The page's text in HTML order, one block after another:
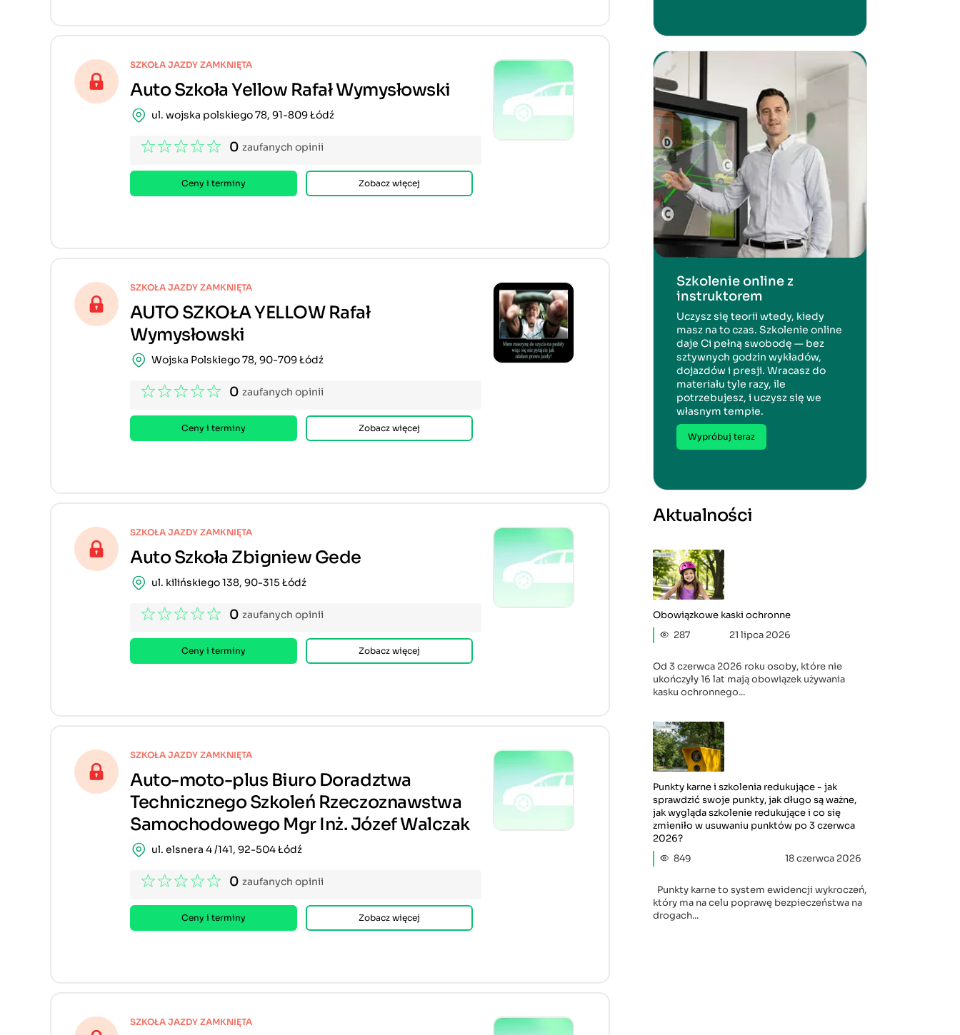
Auto Szkoła Yellow Rafał Wymysłowski
SZKOŁA JAZDY ZAMKNIĘTA
0 zaufanych opinii
ul. wojska polskiego 78, 91-809 Łódź
Ceny i terminy Zobacz więcej
AUTO SZKOŁA YELLOW Rafał
Wymysłowski
SZKOŁA JAZDY ZAMKNIĘTA
0 zaufanych opinii
Wojska Polskiego 78, 90-709 Łódź
Ceny i terminy Zobacz więcej
Auto Szkoła Zbigniew Gede
SZKOŁA JAZDY ZAMKNIĘTA
0 zaufanych opinii
ul. kilińskiego 138, 90-315 Łódź
Ceny i terminy Zobacz więcej
Auto-moto-plus Biuro Doradztwa
Technicznego Szkoleń Rzeczoznawstwa
Samochodowego Mgr Inż. Józef Walczak
SZKOŁA JAZDY ZAMKNIĘTA
0 zaufanych opinii
ul. elsnera 4 /141, 92-504 Łódź
Ceny i terminy Zobacz więcej
SZKOŁA JAZDY ZAMKNIĘTA
Szkolenie online z
instruktorem
Uczysz się teorii wtedy, kiedy
masz na to czas. Szkolenie online
daje Ci pełną swobodę — bez
sztywnych godzin wykładów,
dojazdów i presji. Wracasz do
materiału tyle razy, ile
potrzebujesz, i uczysz się we
własnym tempie.
Wypróbuj teraz
Aktualności
Obowiązkowe kaski ochronne
287
21 lipca 2026
Od 3 czerwca 2026 roku osoby, które nie
ukończyły 16 lat mają obowiązek używania
kasku ochronnego...
Punkty karne i szkolenia redukujące - jak
sprawdzić swoje punkty, jak długo są ważne,
jak wygląda szkolenie redukujące i co się
zmieniło w usuwaniu punktów po 3 czerwca
2026?
849
18 czerwca 2026
Punkty karne to system ewidencji wykroczeń,
który ma na celu poprawę bezpieczeństwa na
drogach...